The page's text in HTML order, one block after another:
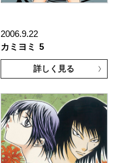
2006.9.22
カミヨミ 5
詳しく見る